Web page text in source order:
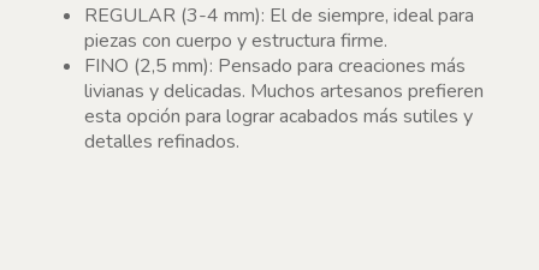
REGULAR (3-4 mm): El de siempre, ideal para
piezas con cuerpo y estructura firme.
FINO (2,5 mm): Pensado para creaciones más
livianas y delicadas. Muchos artesanos prefieren
esta opción para lograr acabados más sutiles y
detalles refinados.